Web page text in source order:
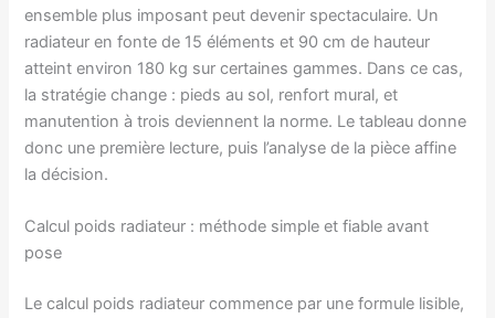
ensemble plus imposant peut devenir spectaculaire. Un
radiateur en fonte de 15 éléments et 90 cm de hauteur
atteint environ 180 kg sur certaines gammes. Dans ce cas,
la stratégie change : pieds au sol, renfort mural, et
manutention à trois deviennent la norme. Le tableau donne
donc une première lecture, puis l’analyse de la pièce affine
la décision.
Calcul poids radiateur : méthode simple et fiable avant
pose
Le calcul poids radiateur commence par une formule lisible,